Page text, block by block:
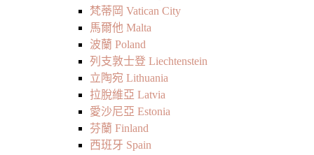
梵蒂岡 Vatican City
馬爾他 Malta
波蘭 Poland
列支敦士登 Liechtenstein
立陶宛 Lithuania
拉脫維亞 Latvia
愛沙尼亞 Estonia
芬蘭 Finland
西班牙 Spain